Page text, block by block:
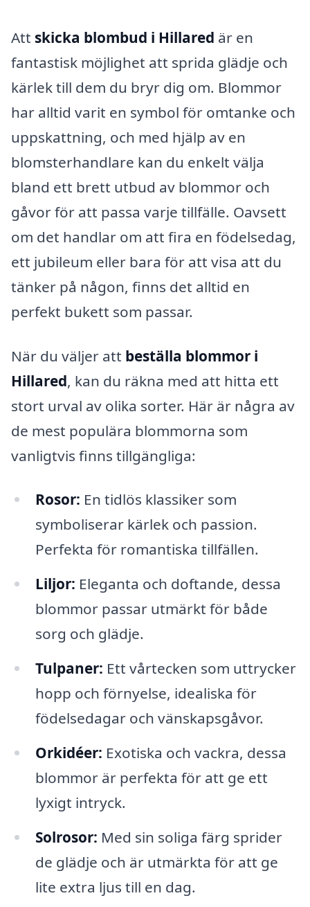
Att skicka blombud i Hillared är en
fantastisk möjlighet att sprida glädje och
kärlek till dem du bryr dig om. Blommor
har alltid varit en symbol för omtanke och
uppskattning, och med hjälp av en
blomsterhandlare kan du enkelt välja
bland ett brett utbud av blommor och
gåvor för att passa varje tillfälle. Oavsett
om det handlar om att fira en födelsedag,
ett jubileum eller bara för att visa att du
tänker på någon, finns det alltid en
perfekt bukett som passar.
När du väljer att beställa blommor i
Hillared, kan du räkna med att hitta ett
stort urval av olika sorter. Här är några av
de mest populära blommorna som
vanligtvis finns tillgängliga:
Rosor: En tidlös klassiker som
symboliserar kärlek och passion.
Perfekta för romantiska tillfällen.
Liljor: Eleganta och doftande, dessa
blommor passar utmärkt för både
sorg och glädje.
Tulpaner: Ett vårtecken som uttrycker
hopp och förnyelse, idealiska för
födelsedagar och vänskapsgåvor.
Orkidéer: Exotiska och vackra, dessa
blommor är perfekta för att ge ett
lyxigt intryck.
Solrosor: Med sin soliga färg sprider
de glädje och är utmärkta för att ge
lite extra ljus till en dag.